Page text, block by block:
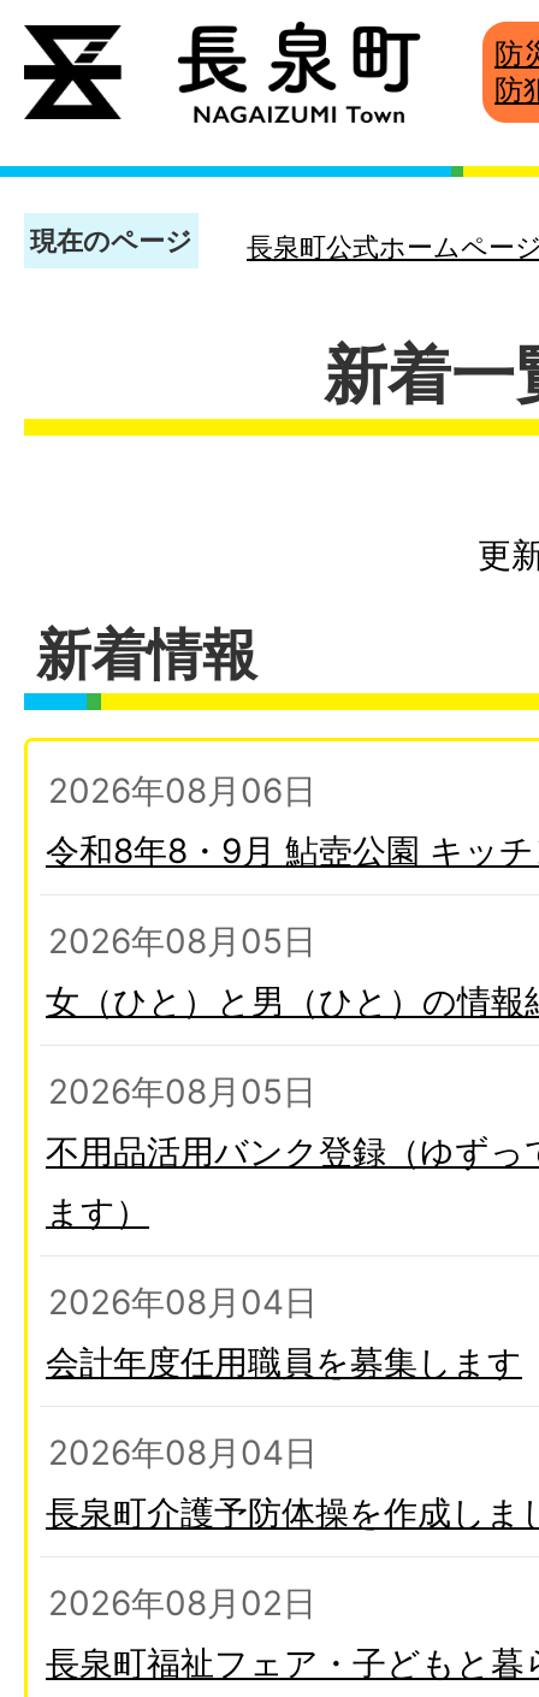
防
防
現在のページ 長泉町公式ホームペー
新着一
更
新着情報
2026年08月06日
令和8年8・9月 鮎壺公園 キッ
2026年08月05日
女（ひと）と男（ひと）の情報
2026年08月05日
不用品活用バンク登録（ゆず
ます）
2026年08月04日
会計年度任用職員を募集します
2026年08月04日
長泉町介護予防体操を作成しま
2026年08月02日
長泉町福祉フェア・子どもと